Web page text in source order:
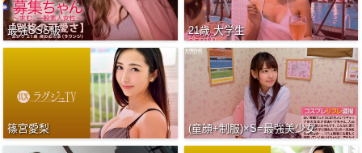
最強SSS級 21歳 大学生
篠宮愛梨 (童顔+制服)×S=最強美少女